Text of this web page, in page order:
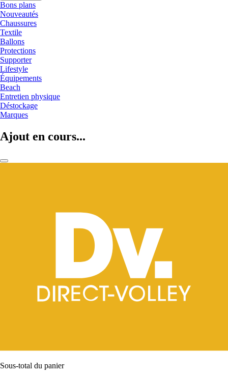
Bons plans
Nouveautés
Chaussures
Textile
Ballons
Protections
Supporter
Lifestyle
Équipements
Beach
Entretien physique
Déstockage
Marques
Ajout en cours...
Sous-total du panier